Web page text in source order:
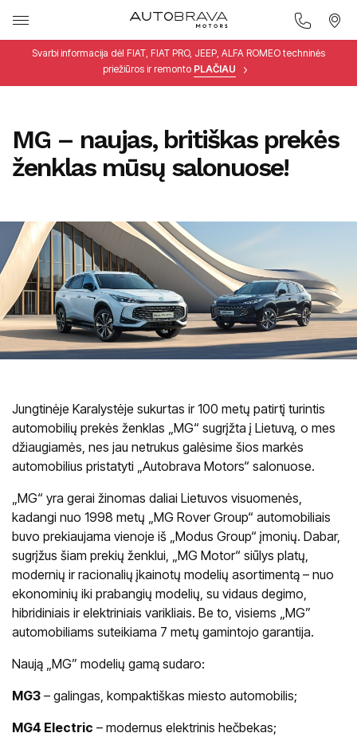
Svarbi informacija dėl FIAT, FIAT PRO, JEEP, ALFA ROMEO techninės
priežiūros ir remonto PLAČIAU
MG – naujas, britiškas prekės
ženklas mūsų salonuose!
Jungtinėje Karalystėje sukurtas ir 100 metų patirtį turintis
automobilių prekės ženklas „MG“ sugrįžta į Lietuvą, o mes
džiaugiamės, nes jau netrukus galėsime šios markės
automobilius pristatyti „Autobrava Motors“ salonuose.
„MG“ yra gerai žinomas daliai Lietuvos visuomenės,
kadangi nuo 1998 metų „MG Rover Group“ automobiliais
buvo prekiaujama vienoje iš „Modus Group“ įmonių. Dabar,
sugrįžus šiam prekių ženklui, „MG Motor“ siūlys platų,
modernių ir racionalių įkainotų modelių asortimentą – nuo
ekonominių iki prabangių modelių, su vidaus degimo,
hibridiniais ir elektriniais varikliais. Be to, visiems „MG”
automobiliams suteikiama 7 metų gamintojo garantija.
Naują „MG” modelių gamą sudaro:
MG3 – galingas, kompaktiškas miesto automobilis;
MG4 Electric – modernus elektrinis hečbekas;